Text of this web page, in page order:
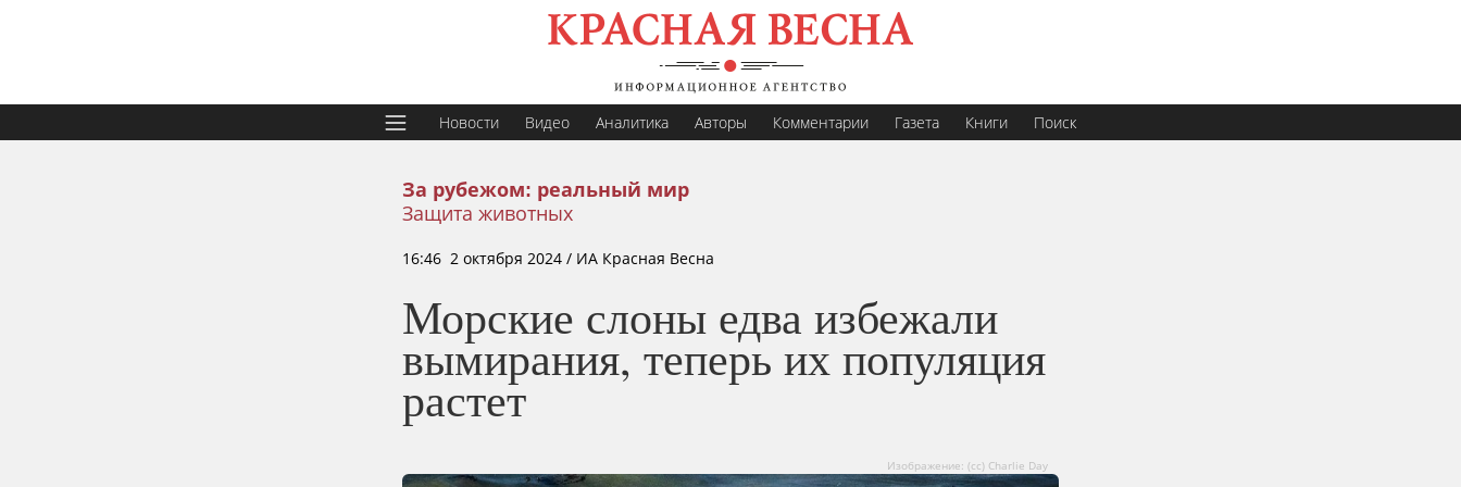
Новости Видео Аналитика Авторы Комментарии Газета Книги Поиск
За рубежом: реальный мир
Защита животных
16:46 2 октября 2024 / ИА Красная Весна
Морские слоны едва избежали
вымирания, теперь их популяция
растет
Изображение: (сс) Charlie Day